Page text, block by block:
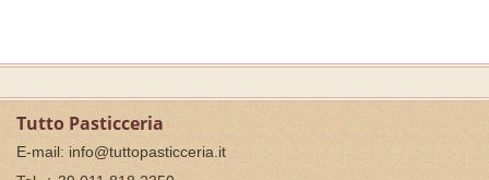
Tutto Pasticceria
E-mail: info@tuttopasticceria.it